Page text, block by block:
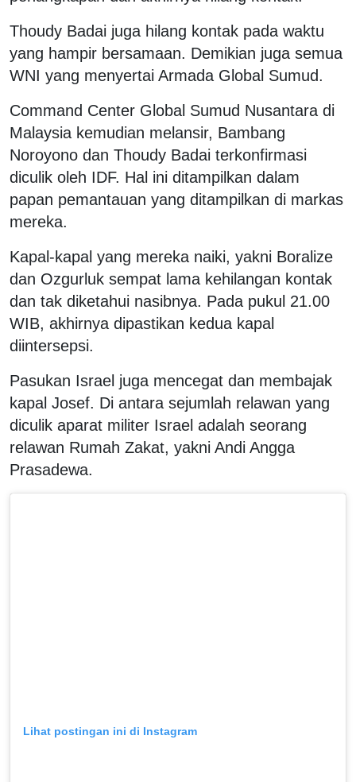
Thoudy Badai juga hilang kontak pada waktu
yang hampir bersamaan. Demikian juga semua
WNI yang menyertai Armada Global Sumud.
Command Center Global Sumud Nusantara di
Malaysia kemudian melansir, Bambang
Noroyono dan Thoudy Badai terkonfirmasi
diculik oleh IDF. Hal ini ditampilkan dalam
papan pemantauan yang ditampilkan di markas
mereka.
Kapal-kapal yang mereka naiki, yakni Boralize
dan Ozgurluk sempat lama kehilangan kontak
dan tak diketahui nasibnya. Pada pukul 21.00
WIB, akhirnya dipastikan kedua kapal
diintersepsi.
Pasukan Israel juga mencegat dan membajak
kapal Josef. Di antara sejumlah relawan yang
diculik aparat militer Israel adalah seorang
relawan Rumah Zakat, yakni Andi Angga
Prasadewa.
Lihat postingan ini di Instagram